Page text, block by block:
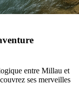
entre Millau et
ses merveilles